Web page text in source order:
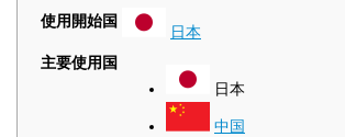
使用開始国
日本
主要使用国
日本
中国